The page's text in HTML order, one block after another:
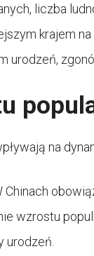
liczba
krajem
urodzeń,
na
Chinach
wzrostu
urodzeń.